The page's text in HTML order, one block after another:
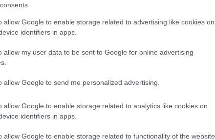
allow Google to enable storage related to advertising like cookies on
identifiers in apps.
allow my user data to be sent to Google for online advertising
allow Google to send me personalized advertising.
allow Google to enable storage related to analytics like cookies on
identifiers in apps.
allow Google to enable storage related to functionality of the website
ο ύπαρχος και ο λοστρόμος
υπόμνημα.
του να μπει στο πλοίο της
από μέλη του πληρώματος του
του στη θάλασσα και τον θάνατό του.
που κατηγορείτο για επικίνδυνη
ασκήθηκε συμπληρωματική δίωξη για
ότι έπραξε τα δέοντα